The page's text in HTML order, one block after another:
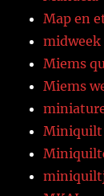
Map en
midweek
Miems
Miems
Miniquilt